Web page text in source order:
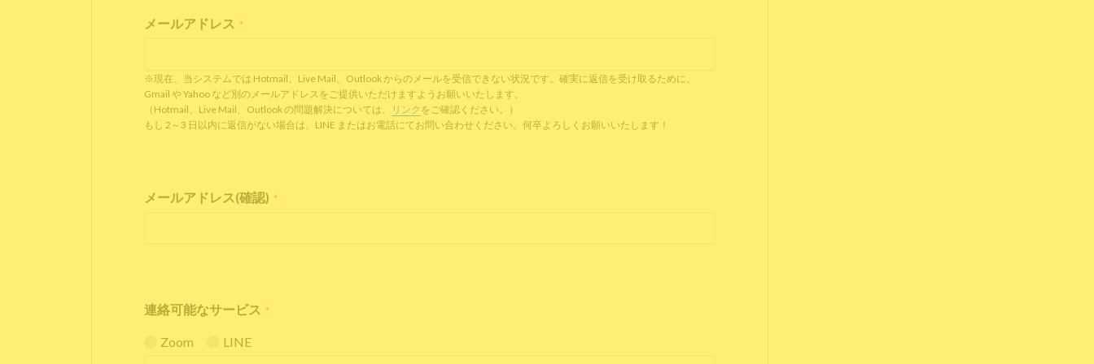
メールアドレス *
※現在、当システムでは Hotmail、Live Mail、Outlook からのメールを受信できない状況です。確実に返信を受け取るために、
Gmail や Yahoo など別のメールアドレスをご提供いただけますようお願いいたします。
（Hotmail、Live Mail、Outlook の問題解決については、
リンク をご確認ください。）
もし 2～3 日以内に返信がない場合は、LINE またはお電話にてお問い合わせください。何卒よろしくお願いいたします！
メールアドレス(確認) *
連絡可能なサービス *
Zoom LINE